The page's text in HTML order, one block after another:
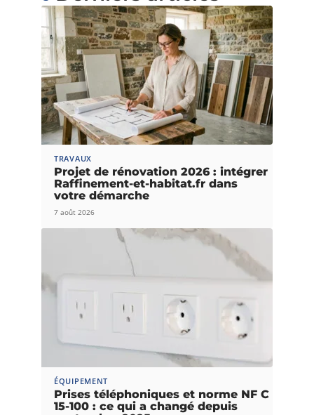
TRAVAUX
Projet de rénovation 2026 : intégrer
Raffinement-et-habitat.fr dans
votre démarche
7 août 2026
ÉQUIPEMENT
Prises téléphoniques et norme NF C
15-100 : ce qui a changé depuis